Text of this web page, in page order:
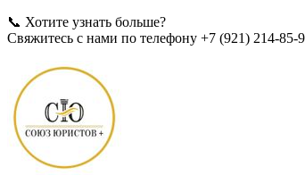
📞 Хотите узнать больше?
Свяжитесь с нами по телефону +7 (921) 214-
Помогайте другим — зарабатывайте для себя!